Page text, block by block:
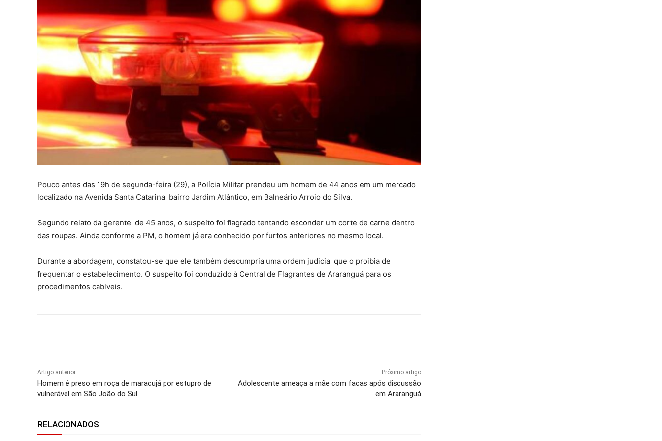
Pouco antes das 19h de segunda-feira (29), a Polícia Militar prendeu um homem de 44 anos em um mercado
localizado na Avenida Santa Catarina, bairro Jardim Atlântico, em Balneário Arroio do Silva.
Segundo relato da gerente, de 45 anos, o suspeito foi flagrado tentando esconder um corte de carne dentro
das roupas. Ainda conforme a PM, o homem já era conhecido por furtos anteriores no mesmo local.
Durante a abordagem, constatou-se que ele também descumpria uma ordem judicial que o proibia de
frequentar o estabelecimento. O suspeito foi conduzido à Central de Flagrantes de Araranguá para os
procedimentos cabíveis.
Artigo anterior
Homem é preso em roça de maracujá por estupro de
vulnerável em São João do Sul
Próximo artigo
Adolescente ameaça a mãe com facas após discussão
em Araranguá
RELACIONADOS